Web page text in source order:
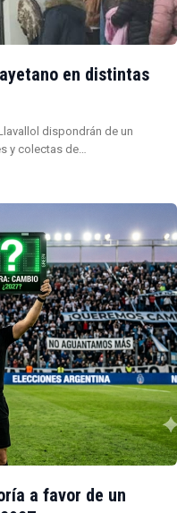
en distintas
dispondrán de un
y colectas de…
a favor de un